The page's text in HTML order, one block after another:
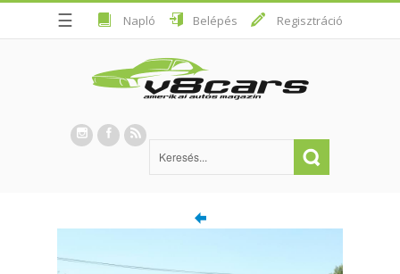
☰ Napló Belépés Regisztráció